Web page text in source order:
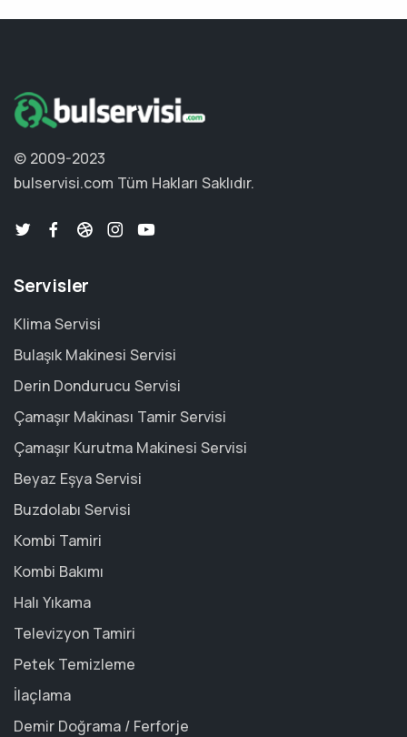
© 2009-2023
bulservisi.com Tüm Hakları Saklıdır.
Servisler
Klima Servisi
Bulaşık Makinesi Servisi
Derin Dondurucu Servisi
Çamaşır Makinası Tamir Servisi
Çamaşır Kurutma Makinesi Servisi
Beyaz Eşya Servisi
Buzdolabı Servisi
Kombi Tamiri
Kombi Bakımı
Halı Yıkama
Televizyon Tamiri
Petek Temizleme
İlaçlama
Demir Doğrama / Ferforje